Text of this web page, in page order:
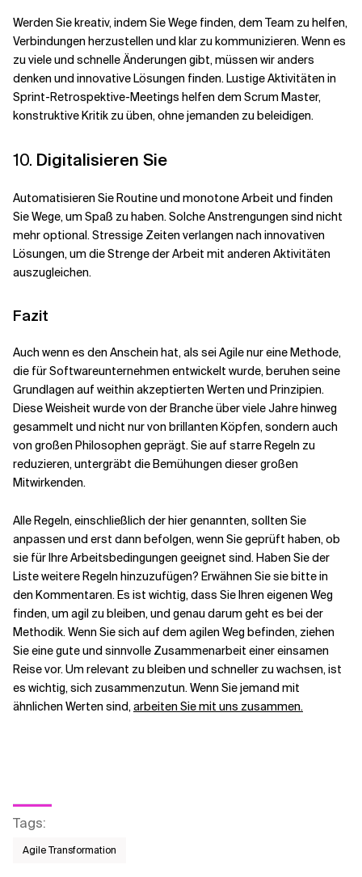
Werden Sie kreativ, indem Sie Wege finden, dem Team zu helfen,
Verbindungen herzustellen und klar zu kommunizieren. Wenn es
zu viele und schnelle Änderungen gibt, müssen wir anders
denken und innovative Lösungen finden. Lustige Aktivitäten in
Sprint-Retrospektive-Meetings helfen dem Scrum Master,
konstruktive Kritik zu üben, ohne jemanden zu beleidigen.
10. Digitalisieren Sie
Automatisieren Sie Routine und monotone Arbeit und finden
Sie Wege, um Spaß zu haben. Solche Anstrengungen sind nicht
mehr optional. Stressige Zeiten verlangen nach innovativen
Lösungen, um die Strenge der Arbeit mit anderen Aktivitäten
auszugleichen.
Fazit
Auch wenn es den Anschein hat, als sei Agile nur eine Methode,
die für Softwareunternehmen entwickelt wurde, beruhen seine
Grundlagen auf weithin akzeptierten Werten und Prinzipien.
Diese Weisheit wurde von der Branche über viele Jahre hinweg
gesammelt und nicht nur von brillanten Köpfen, sondern auch
von großen Philosophen geprägt. Sie auf starre Regeln zu
reduzieren, untergräbt die Bemühungen dieser großen
Mitwirkenden.
Alle Regeln, einschließlich der hier genannten, sollten Sie
anpassen und erst dann befolgen, wenn Sie geprüft haben, ob
sie für Ihre Arbeitsbedingungen geeignet sind. Haben Sie der
Liste weitere Regeln hinzuzufügen? Erwähnen Sie sie bitte in
den Kommentaren. Es ist wichtig, dass Sie Ihren eigenen Weg
finden, um agil zu bleiben, und genau darum geht es bei der
Methodik. Wenn Sie sich auf dem agilen Weg befinden, ziehen
Sie eine gute und sinnvolle Zusammenarbeit einer einsamen
Reise vor. Um relevant zu bleiben und schneller zu wachsen, ist
es wichtig, sich zusammenzutun. Wenn Sie jemand mit
ähnlichen Werten sind,arbeiten Sie mit uns zusammen.
Tags:
Agile Transformation